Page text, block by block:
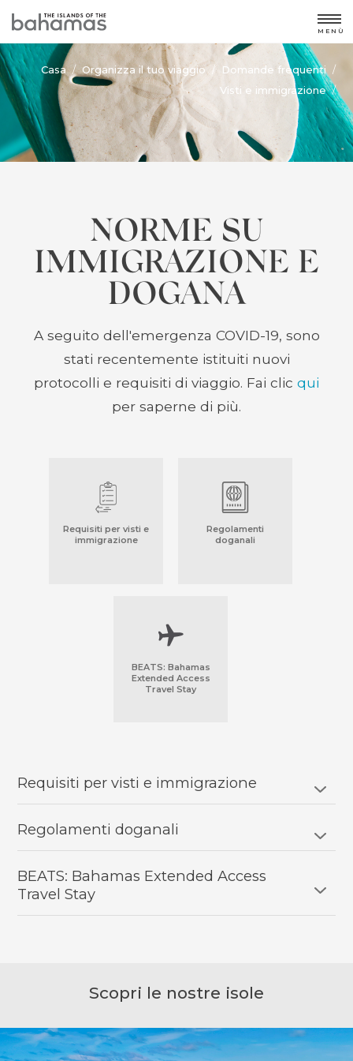
MENÙ
Casa / Organizza il tuo viaggio / Domande frequenti /
Visti e immigrazione /
NORME SU
IMMIGRAZIONE E
DOGANA
A seguito dell'emergenza COVID-19, sono
stati recentemente istituiti nuovi
protocolli e requisiti di viaggio. Fai clic qui
per saperne di più.
Requisiti per visti e
immigrazione
Regolamenti
doganali
BEATS: Bahamas
Extended Access
Travel Stay
Requisiti per visti e immigrazione
Regolamenti doganali
BEATS: Bahamas Extended Access
Travel Stay
Scopri le nostre isole